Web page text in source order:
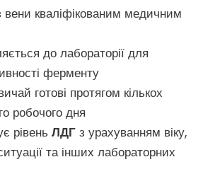
вени кваліфікованим медичним
до лабораторії для
ферменту
готові протягом кількох
робочого дня
рівень ЛДГ з урахуванням віку,
ситуації та інших лабораторних